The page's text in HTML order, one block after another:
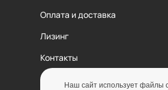
Оплата и доставка
Лизинг
Контакты
Наш сайт использует файлы